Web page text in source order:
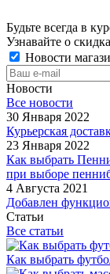
Будьте всегда в
Узнавайте о
Новости
Новости
Все новости
30 Января 2022
Курьерская
23 Января 2022
Как выбрать
при выборе
4 Августа 2021
Добавлен
Статьи
Все статьи
Как выбрать